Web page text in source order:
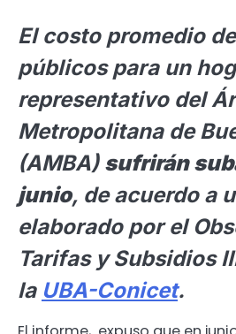
El costo promedio
públicos para un
representativo del
Metropolitana de
(AMBA) sufrirán
junio, de acuerdo a
elaborado por el
Tarifas y Subsidios
la UBA-Conicet.